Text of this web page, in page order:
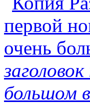
большом